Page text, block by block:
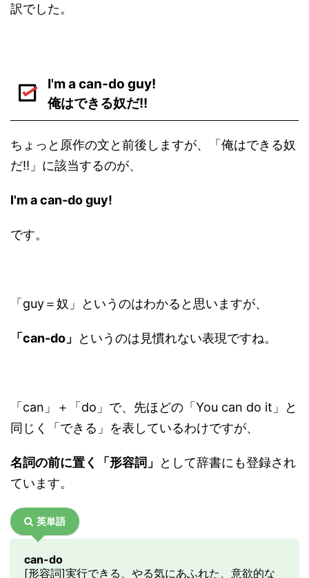
訳でした。
I'm a can-do guy!
俺はできる奴だ!!
ちょっと原作の文と前後しますが、「俺はできる奴
だ!!」に該当するのが、
I'm a can-do guy!
です。
「guy＝奴」というのはわかると思いますが、
「can-do」 というのは見慣れない表現ですね。
「can」＋「do」で、先ほどの「You can do it」と
同じく「できる」を表しているわけですが、
名詞の前に置く「形容詞」
として辞書にも登録され
ています。
英単語
can-do
[形容詞]実行できる、やる気にあふれた、意欲的な